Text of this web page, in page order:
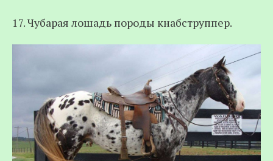
17. Чубарая лошадь породы кнабструппер.